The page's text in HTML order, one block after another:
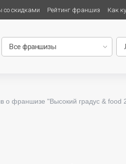
скидками Рейтинг франшиз Как
о франшизе "Высокий градус & food